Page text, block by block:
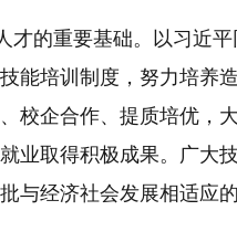
的重要基础。以习近平
能培训制度，努力培养
校企合作、提质培优，
业取得积极成果。广大
与经济社会发展相适应